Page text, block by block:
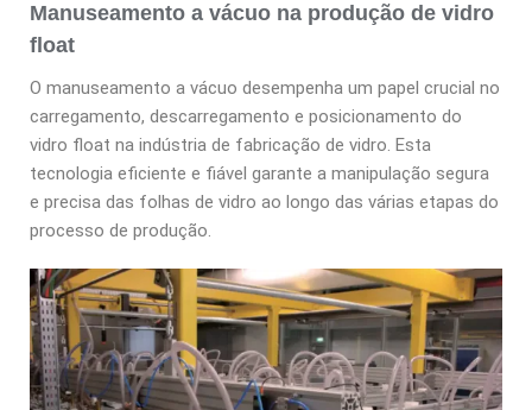
Manuseamento a vácuo na produção de vidro
float
O manuseamento a vácuo desempenha um papel crucial no
carregamento, descarregamento e posicionamento do
vidro float na indústria de fabricação de vidro. Esta
tecnologia eficiente e fiável garante a manipulação segura
e precisa das folhas de vidro ao longo das várias etapas do
processo de produção.